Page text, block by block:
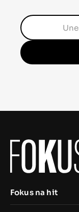
Fokus na hit